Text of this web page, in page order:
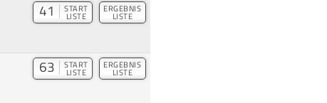
41 START
LISTE
ERGEBNIS
LISTE
63 START
LISTE
ERGEBNIS
LISTE